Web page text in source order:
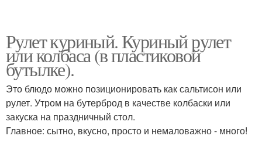
Рулет куриный. Куриный рулет
или колбаса (в пластиковой
бутылке).
Это блюдо можно позиционировать как сальтисон или
рулет. Утром на бутерброд в качестве колбаски или
закуска на праздничный стол.
Главное: сытно, вкусно, просто и немаловажно - много!